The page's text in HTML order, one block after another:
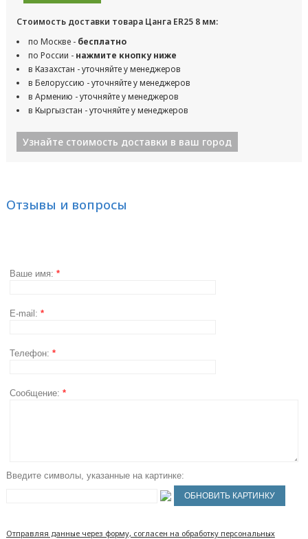
Стоимость доставки товара Цанга ER25 8 мм:
по Москве - бесплатно
по России - нажмите кнопку ниже
в Казахстан - уточняйте у менеджеров
в Белоруссию - уточняйте у менеджеров
в Армению - уточняйте у менеджеров
в Кыргызстан - уточняйте у менеджеров
Узнайте стоимость доставки в ваш город
Отзывы и вопросы
Ваше имя: *
E-mail: *
Телефон: *
Сообщение: *
Введите символы, указанные на картинке:
Отправляя данные через форму, согласен на обработку персональных